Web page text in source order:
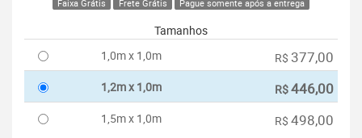
Faixa Grátis Frete Grátis Pague somente após a entrega
Tamanhos
1,0m x 1,0m
R$ 377,00
1,2m x 1,0m R$446,00
1,5m x 1,0m R$ 498,00